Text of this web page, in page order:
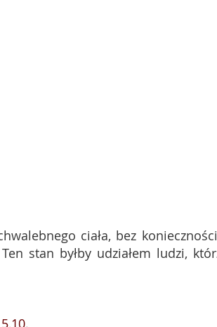
ciała, bez
stan byłby udziałem ludzi,
.